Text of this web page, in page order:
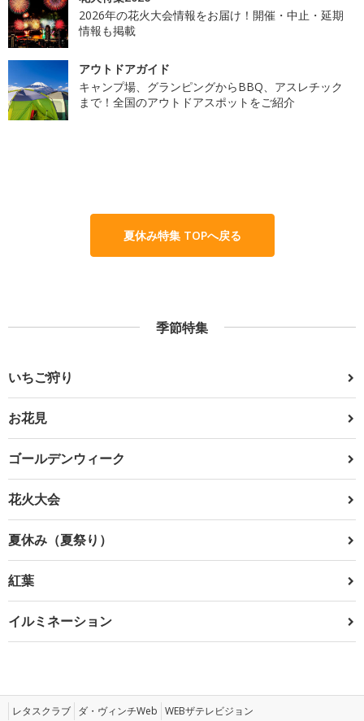
2026年の花火大会情報をお届け！開催・中止・延期
情報も掲載
アウトドアガイド
キャンプ場、グランピングからBBQ、アスレチック
まで！全国のアウトドアスポットをご紹介
夏休み特集 TOPへ戻る
季節特集
いちご狩り
お花見
ゴールデンウィーク
花火大会
夏休み（夏祭り）
紅葉
イルミネーション
レタスクラブ ダ・ヴィンチWeb WEBザテレビジョン